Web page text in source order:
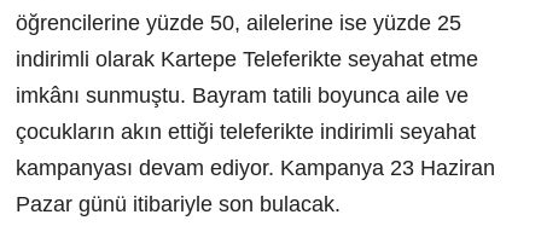
öğrencilerine yüzde 50, ailelerine ise yüzde 25
indirimli olarak Kartepe Teleferikte seyahat etme
imkânı sunmuştu. Bayram tatili boyunca aile ve
çocukların akın ettiği teleferikte indirimli seyahat
kampanyası devam ediyor. Kampanya 23 Haziran
Pazar günü itibariyle son bulacak.